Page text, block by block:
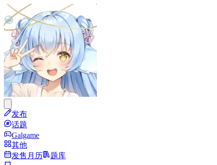
发布
话题
Galgame
其他
发售月历
题库